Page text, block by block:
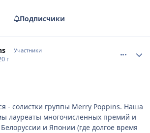
Подписчики
Участники
г
- солистки группы Merry Poppins. Наша
лауреаты многочисленных премий и
и Японии (где долгое время